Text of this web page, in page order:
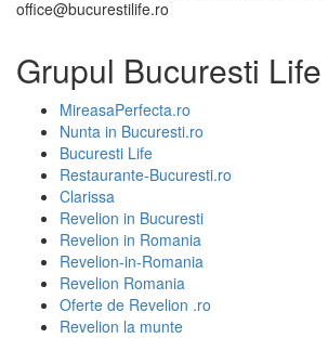
office@bucurestilife.ro
Grupul Bucuresti Life
MireasaPerfecta.ro
Nunta in Bucuresti.ro
Bucuresti Life
Restaurante-Bucuresti.ro
Clarissa
Revelion in Bucuresti
Revelion in Romania
Revelion-in-Romania
Revelion Romania
Oferte de Revelion .ro
Revelion la munte